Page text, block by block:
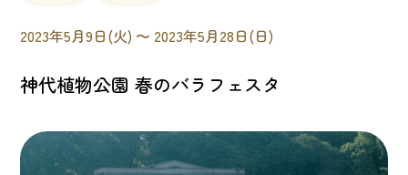
2023年5月9日(火) 〜 2023年5月28日(日)
神代植物公園 春のバラフェスタ